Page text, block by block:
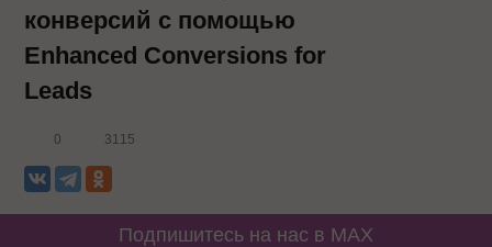
конверсий с помощью
Enhanced Conversions for
Leads
0 3115
Подпишитесь на нас в MAX